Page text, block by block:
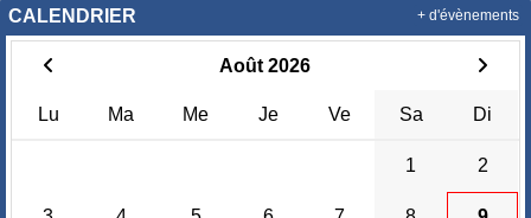
CALENDRIER
Août 2026
Lu Ma Me Je Ve Sa Di
1 2
+ d'évènements